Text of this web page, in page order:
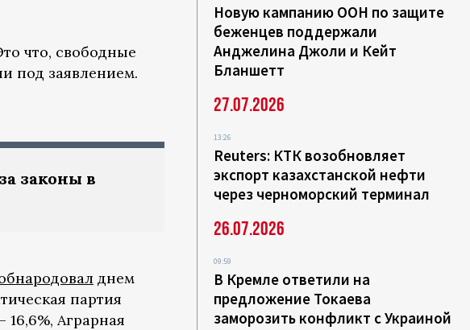
что, свободные
под заявлением.
законы в
днем
партия
Аграрная
Новую кампанию ООН по защите
беженцев поддержали
Анджелина Джоли и Кейт
Бланшетт
27.07.2026
13:26
Reuters: КТК возобновляет
экспорт казахстанской нефти
через черноморский терминал
26.07.2026
09:59
В Кремле ответили на
предложение Токаева
заморозить конфликт с Украиной